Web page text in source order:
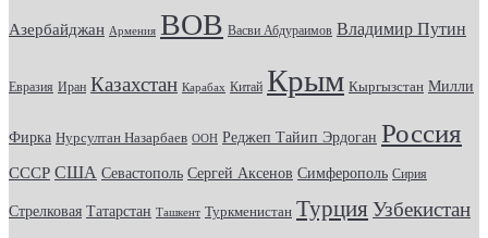
Азербайджан Армения ВОВ Васви Абдураимов Владимир Путин
Евразия Иран Казахстан Карабах Китай Крым Кыргызстан Милли
Фирка Нурсултан Назарбаев ООН Реджеп Тайип Эрдоган Россия
СССР США Севастополь Сергей Аксенов Симферополь Сирия
Стрелковая Татарстан Ташкент Туркменистан Турция Узбекистан